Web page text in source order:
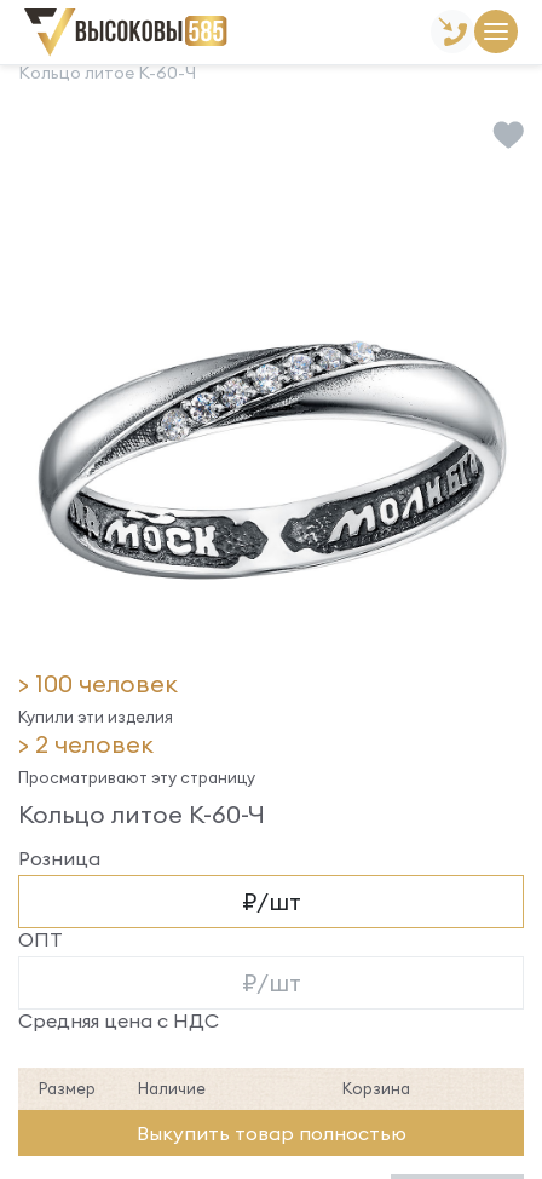
Главная Склад готовой продукции
Кольцо литое К-60-Ч
> 100 человек
Купили эти изделия
> 2 человек
Просматривают эту страницу
Кольцо литое К-60-Ч
Розница
₽/шт
ОПТ
₽/шт
Средняя цена с НДС
Размер Наличие Корзина
Выкупить товар полностью